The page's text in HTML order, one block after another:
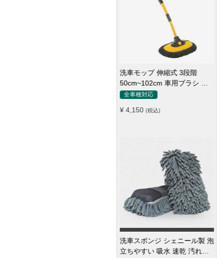
洗車モップ 伸縮式 3段階
50cm~102cm 車用ブラシ 高
品質シェニール 柔らかい
全車種対応
¥ 4,150 (税込)
洗車スポンジ シェニール製 泡
立ちやすい 吸水 速乾 汚れ落